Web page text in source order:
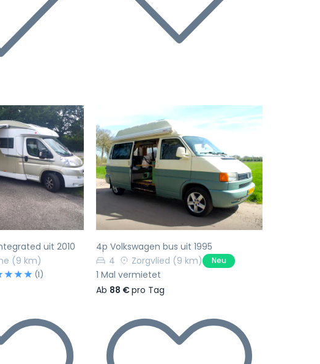
Nächste
uit 2010
(9 km)
(1)
Vorherige Nächste
4p Volkswagen bus uit 1995
4
Zorgvlied (9 km) Neu
1 Mal vermietet
Ab 88 €pro Tag